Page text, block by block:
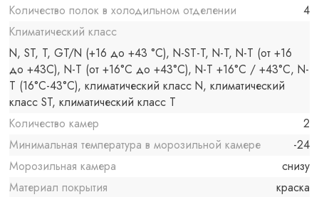
Количество полок в холодильном отделении
4
Климатический класс
N, ST, T, GT/N (+16 до +43 °C), N-ST-T, N-T, N-T (от +16
до +43С), N-T (от +16°C до +43°C), N-T +16°C / +43°C, N-
Т (16°C-43°C), климатический класс N, климатический
класс ST, климатический класс T
Количество камер
2
Минимальная температура в морозильной камере
-24
Морозильная камера
снизу
Материал покрытия
краска